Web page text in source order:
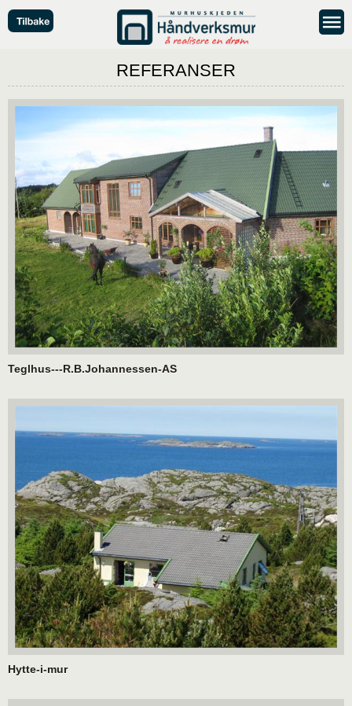
REFERANSER
Teglhus---R.B.Johannessen-AS
Hytte-i-mur